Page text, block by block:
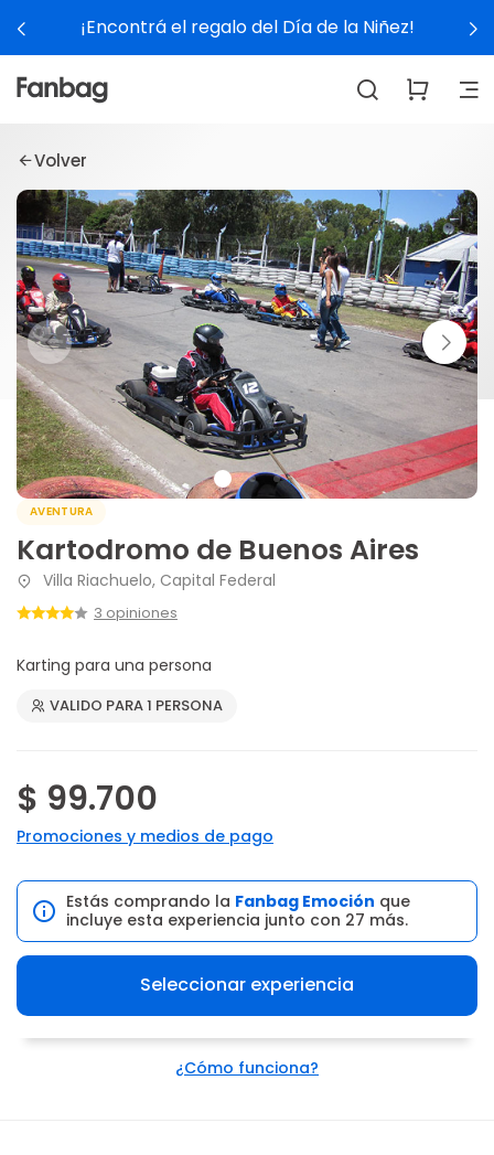
¡Encontrá el regalo del Día de la Niñez!
Volver
AVENTURA
Kartodromo de Buenos Aires
Villa Riachuelo, Capital Federal
3 opiniones
Karting para una persona
VALIDO PARA 1 PERSONA
$ 99.700
Promociones y medios de pago
Estás comprando la Fanbag Emoción que
incluye esta experiencia junto con 27 más.
Seleccionar experiencia
¿Cómo funciona?